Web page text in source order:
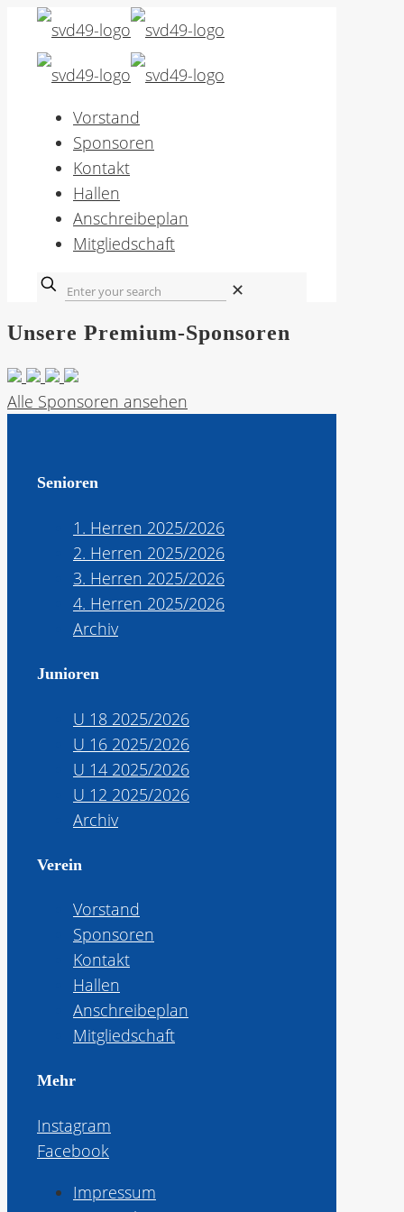
Vorstand
Sponsoren
Kontakt
Hallen
Anschreibeplan
Mitgliedschaft
✕
Unsere Premium-Sponsoren
Alle Sponsoren ansehen
Senioren
1. Herren 2025/2026
2. Herren 2025/2026
3. Herren 2025/2026
4. Herren 2025/2026
Archiv
Junioren
U 18 2025/2026
U 16 2025/2026
U 14 2025/2026
U 12 2025/2026
Archiv
Verein
Vorstand
Sponsoren
Kontakt
Hallen
Anschreibeplan
Mitgliedschaft
Mehr
Instagram
Facebook
Impressum